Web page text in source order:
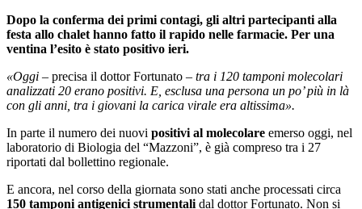
Dopo la conferma dei primi contagi, gli altri partecipanti alla
festa allo chalet hanno fatto il rapido nelle farmacie. Per una
ventina l’esito è stato positivo ieri.
«Oggi – precisa il dottor Fortunato – tra i 120 tamponi molecolari
analizzati 20 erano positivi. E, esclusa una persona un po’ più in là
con gli anni, tra i giovani la carica virale era altissima».
In parte il numero dei nuovi positivi al molecolare emerso oggi, nel
laboratorio di Biologia del “Mazzoni”, è già compreso tra i 27
riportati dal bollettino regionale.
E ancora, nel corso della giornata sono stati anche processati circa
150 tamponi antigenici strumentali dal dottor Fortunato. Non si